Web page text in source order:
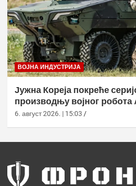
ВОЈНА ИНДУСТРИЈА
Јужна Кореја покреће
производњу војног
6. август 2026. | 15:03